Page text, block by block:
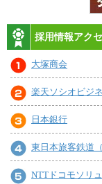
採用情報アク
大塚商会
楽天ソシオビジ
日本銀行
東日本旅客鉄道（
NTTドコモソリ